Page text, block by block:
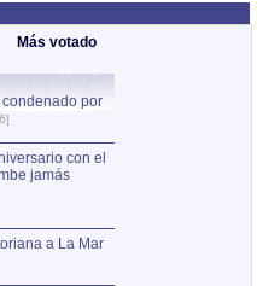
Más votado
por
con el
jamás
a La Mar